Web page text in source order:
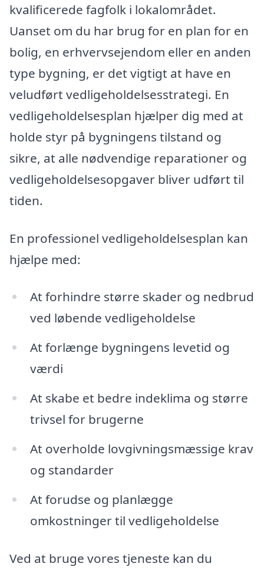
kvalificerede fagfolk i lokalområdet.
Uanset om du har brug for en plan for en
bolig, en erhvervsejendom eller en anden
type bygning, er det vigtigt at have en
veludført vedligeholdelsesstrategi. En
vedligeholdelsesplan hjælper dig med at
holde styr på bygningens tilstand og
sikre, at alle nødvendige reparationer og
vedligeholdelsesopgaver bliver udført til
tiden.
En professionel vedligeholdelsesplan kan
hjælpe med:
At forhindre større skader og nedbrud
ved løbende vedligeholdelse
At forlænge bygningens levetid og
værdi
At skabe et bedre indeklima og større
trivsel for brugerne
At overholde lovgivningsmæssige krav
og standarder
At forudse og planlægge
omkostninger til vedligeholdelse
Ved at bruge vores tjeneste kan du